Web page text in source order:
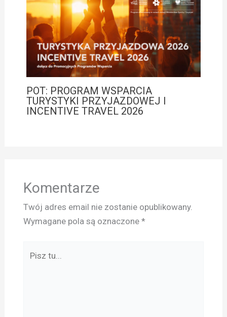
POT: PROGRAM WSPARCIA
TURYSTYKI PRZYJAZDOWEJ I
INCENTIVE TRAVEL 2026
Komentarze
Twój adres email nie zostanie opublikowany.
Wymagane pola są oznaczone *
tu...